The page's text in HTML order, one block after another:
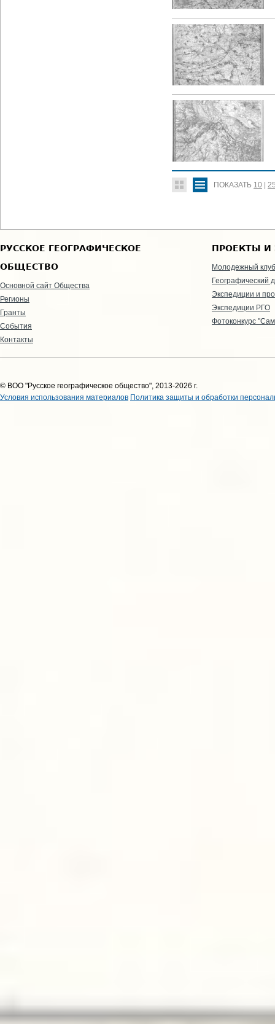
ПОКАЗАТЬ 10 |
РУССКОЕ ГЕОГРАФИЧЕСКОЕ
ОБЩЕСТВО
Основной сайт Общества
Регионы
Гранты
События
Контакты
ПРОЕКТЫ И
Молодежный клуб
Географический
Экспедиции и
Экспедиции РГО
Фотоконкурс
© ВОО "Русское географическое общество", 2013-2026 г.
Условия использования материалов Политика защиты и обработки